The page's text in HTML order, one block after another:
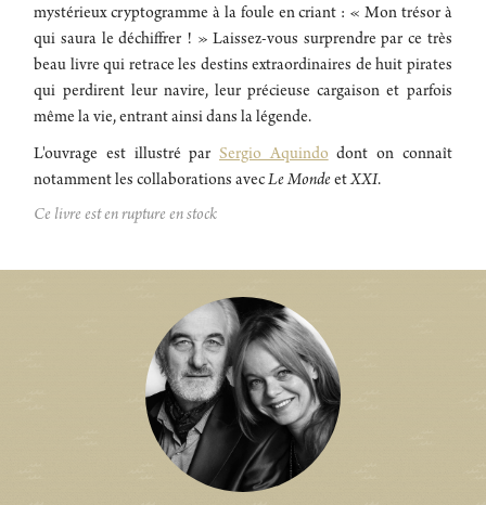
mystérieux cryptogramme à la foule en criant : « Mon trésor à
qui saura le déchiffrer ! » Laissez-vous surprendre par ce très
beau livre qui retrace les destins extraordinaires de huit pirates
qui perdirent leur navire, leur précieuse cargaison et parfois
même la vie, entrant ainsi dans la légende.
L'ouvrage est illustré par Sergio Aquindodont on connaît
notamment les collaborations avecLe MondeetXXI.
Ce livre est en rupture en stock